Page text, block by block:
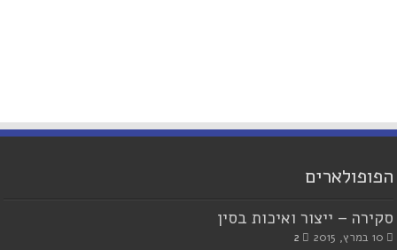
הפופולארים
סקירה – ייצור ואיכות בסין
10 במרץ, 2015 2